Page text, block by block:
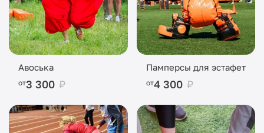
Авоська
от3 300 ₽
Памперсы для эстафет
от4 300 ₽